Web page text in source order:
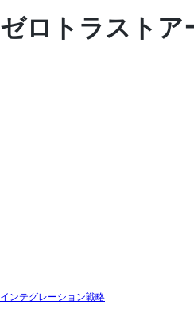
ゼロトラストア
インテグレーション戦略